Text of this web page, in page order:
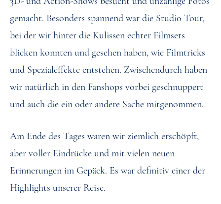
gemacht. Besonders spannend war die Studio Tour,
bei der wir hinter die Kulissen echter Filmsets
blicken konnten und gesehen haben, wie Filmtricks
und Spezialeffekte entstehen. Zwischendurch haben
wir natürlich in den Fanshops vorbei geschnuppert
und auch die ein oder andere Sache mitgenommen.
Am Ende des Tages waren wir ziemlich erschöpft,
aber voller Eindrücke und mit vielen neuen
Erinnerungen im Gepäck. Es war definitiv einer der
Highlights unserer Reise.